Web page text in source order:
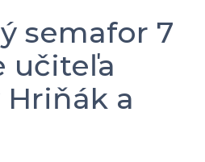
semafor 7
učiteľa
Hriňák a